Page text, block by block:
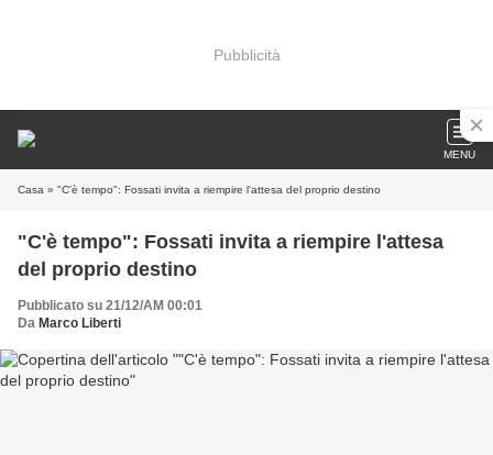
Pubblicità
MENU
Casa » "C'è tempo": Fossati invita a riempire l'attesa del proprio destino
"C'è tempo": Fossati invita a riempire l'attesa
del proprio destino
Pubblicato su 21/12/AM 00:01
Da Marco Liberti